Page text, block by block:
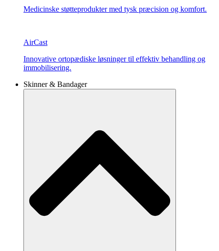
Medicinske støtteprodukter med tysk præcision og komfort.
AirCast
Innovative ortopædiske løsninger til effektiv behandling og
immobilisering.
Skinner & Bandager